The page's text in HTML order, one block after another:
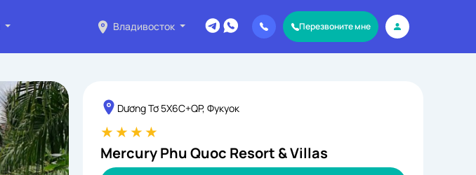
Владивосток Перезвоните мне
Dương Tơ 5X6C+QP, Фукуок
Mercury Phu Quoc Resort & Villas